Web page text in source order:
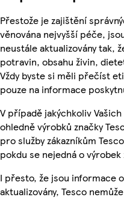
Přestože je zajištění
věnována nejvyšší péče,
neustále aktualizovány tak,
potravin, obsahu živin,
Vždy byste si měli přečíst
pouze na informace
V případě jakýchkoliv
ohledně výrobků značky
pro služby zákazníkům
pokdu se nejedná o výrobek
I přesto, že jsou informace
aktualizovány, Tesco